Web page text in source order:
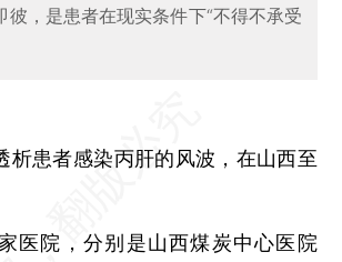
彼，是患者在现实条件下“不得不承受
患者感染丙肝的风波，在山西至
院，分别是山西煤炭中心医院